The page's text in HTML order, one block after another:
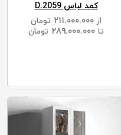
کمد لباس D.2059
از
تومان
تا
تومان